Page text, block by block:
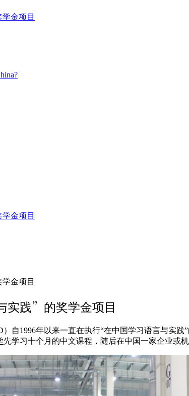
金项目
金项目
金项目
实践”的奖学金项目
自1996年以来一直在执行“在中国学习语言与实
先学习十个月的中文课程，随后在中国一家企业或